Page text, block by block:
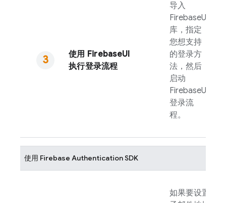
使用 FirebaseUI
执行登录流程
导入
FirebaseUI
库，指定
您想支持
的登录方
法，然后
启动
FirebaseUI
登录流
程。
使用 Firebase AuthenticationSDK
如果要设置电